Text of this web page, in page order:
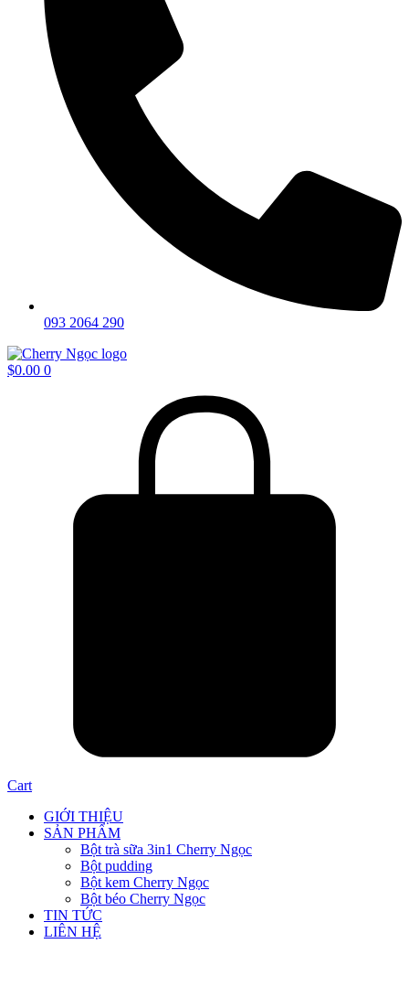
093 2064 290
$0.00 0
Cart
GIỚI THIỆU
SẢN PHẨM
Bột trà sữa 3in1 Cherry Ngọc
Bột pudding
Bột kem Cherry Ngọc
Bột béo Cherry Ngọc
TIN TỨC
LIÊN HỆ